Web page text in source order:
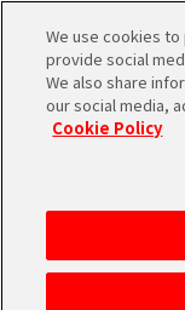
NEUES
We use cookies
provide social
We also share
our social media,
Cookie Policy